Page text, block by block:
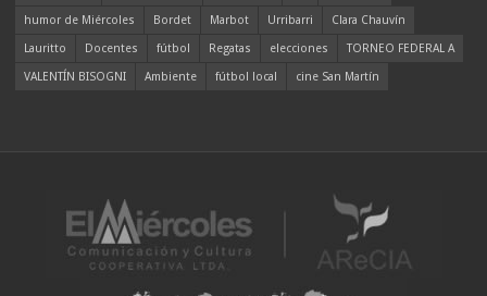
humor de Miércoles
Bordet Marbot Urribarri
Clara Chauvín
Lauritto
Docentes fútbol Regatas elecciones
TORNEO FEDERAL A
VALENTÍN BISOGNI
Ambiente fútbol local cine San Martín